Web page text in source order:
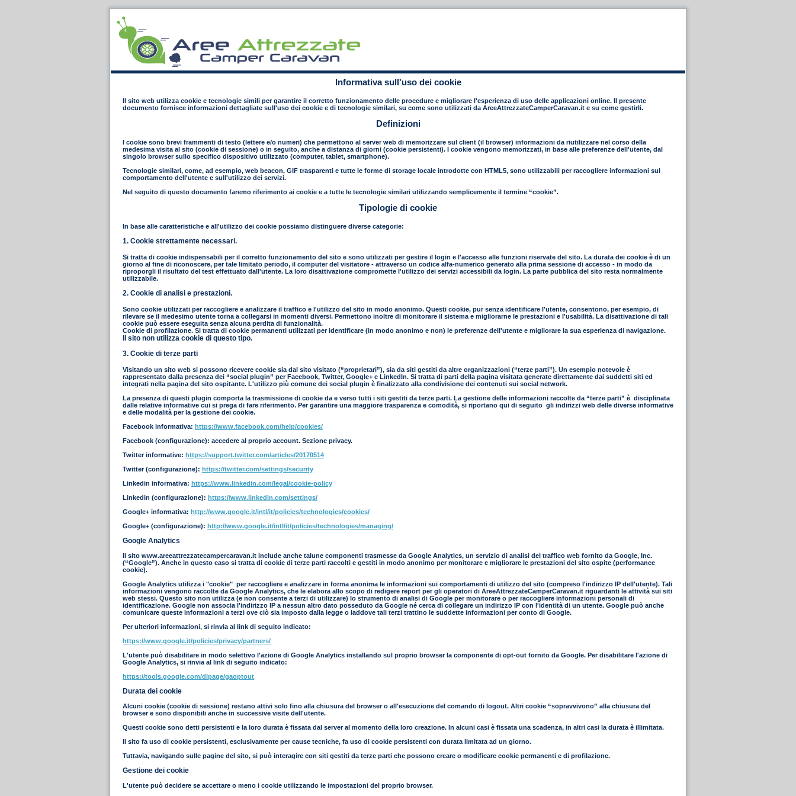
Informativa sull'uso dei cookie
Il sito web utilizza cookie e tecnologie simili per garantire il corretto funzionamento delle procedure e migliorare l'esperienza di uso delle applicazioni online. Il presente
documento fornisce informazioni dettagliate sull'uso dei cookie e di tecnologie similari, su come sono utilizzati da AreeAttrezzateCamperCaravan.it e su come gestirli.
Definizioni
I cookie sono brevi frammenti di testo (lettere e/o numeri) che permettono al server web di memorizzare sul client (il browser) informazioni da riutilizzare nel corso della
medesima visita al sito (cookie di sessione) o in seguito, anche a distanza di giorni (cookie persistenti). I cookie vengono memorizzati, in base alle preferenze dell'utente, dal
singolo browser sullo specifico dispositivo utilizzato (computer, tablet, smartphone).
Tecnologie similari, come, ad esempio, web beacon, GIF trasparenti e tutte le forme di storage locale introdotte con HTML5, sono utilizzabili per raccogliere informazioni sul
comportamento dell'utente e sull'utilizzo dei servizi.
Nel seguito di questo documento faremo riferimento ai cookie e a tutte le tecnologie similari utilizzando semplicemente il termine “cookie”.
Tipologie di cookie
In base alle caratteristiche e all'utilizzo dei cookie possiamo distinguere diverse categorie:
1. Cookie strettamente necessari.
Si tratta di cookie indispensabili per il corretto funzionamento del sito e sono utilizzati per gestire il login e l'accesso alle funzioni riservate del sito. La durata dei cookie è di un
giorno al fine di riconoscere, per tale limitato periodo, il computer del visitatore - attraverso un codice alfa-numerico generato alla prima sessione di accesso - in modo da
riproporgli il risultato del test effettuato dall'utente. La loro disattivazione compromette l'utilizzo dei servizi accessibili da login. La parte pubblica del sito resta normalmente
utilizzabile.
2. Cookie di analisi e prestazioni.
Sono cookie utilizzati per raccogliere e analizzare il traffico e l'utilizzo del sito in modo anonimo. Questi cookie, pur senza identificare l'utente, consentono, per esempio, di
rilevare se il medesimo utente torna a collegarsi in momenti diversi. Permettono inoltre di monitorare il sistema e migliorarne le prestazioni e l'usabilità. La disattivazione di tali
cookie può essere eseguita senza alcuna perdita di funzionalità.
Cookie di profilazione. Si tratta di cookie permanenti utilizzati per identificare (in modo anonimo e non) le preferenze dell'utente e migliorare la sua esperienza di navigazione.
Il sito non utilizza cookie di questo tipo.
3. Cookie di terze parti
Visitando un sito web si possono ricevere cookie sia dal sito visitato (“proprietari”), sia da siti gestiti da altre organizzazioni (“terze parti”). Un esempio notevole è
rappresentato dalla presenza dei “social plugin” per Facebook, Twitter, Google+ e LinkedIn. Si tratta di parti della pagina visitata generate direttamente dai suddetti siti ed
integrati nella pagina del sito ospitante. L'utilizzo più comune dei social plugin è finalizzato alla condivisione dei contenuti sui social network.
La presenza di questi plugin comporta la trasmissione di cookie da e verso tutti i siti gestiti da terze parti. La gestione delle informazioni raccolte da “terze parti” è disciplinata
dalle relative informative cui si prega di fare riferimento. Per garantire una maggiore trasparenza e comodità, si riportano qui di seguito gli indirizzi web delle diverse informative
e delle modalità per la gestione dei cookie.
Facebook informativa: https://www.facebook.com/help/cookies/
Facebook (configurazione): accedere al proprio account. Sezione privacy.
Twitter informative: https://support.twitter.com/articles/20170514
Twitter (configurazione): https://twitter.com/settings/security
Linkedin informativa: https://www.linkedin.com/legal/cookie-policy
Linkedin (configurazione): https://www.linkedin.com/settings/
Google+ informativa: http://www.google.it/intl/it/policies/technologies/cookies/
Google+ (configurazione): http://www.google.it/intl/it/policies/technologies/managing/
Google Analytics
Il sito www.areeattrezzatecampercaravan.it include anche talune componenti trasmesse da Google Analytics, un servizio di analisi del traffico web fornito da Google, Inc.
(“Google”). Anche in questo caso si tratta di cookie di terze parti raccolti e gestiti in modo anonimo per monitorare e migliorare le prestazioni del sito ospite (performance
cookie).
Google Analytics utilizza i "cookie" per raccogliere e analizzare in forma anonima le informazioni sui comportamenti di utilizzo del sito (compreso l'indirizzo IP dell'utente). Tali
informazioni vengono raccolte da Google Analytics, che le elabora allo scopo di redigere report per gli operatori di AreeAttrezzateCamperCaravan.it riguardanti le attività sui siti
web stessi. Questo sito non utilizza (e non consente a terzi di utilizzare) lo strumento di analisi di Google per monitorare o per raccogliere informazioni personali di
identificazione. Google non associa l'indirizzo IP a nessun altro dato posseduto da Google né cerca di collegare un indirizzo IP con l'identità di un utente. Google può anche
comunicare queste informazioni a terzi ove ciò sia imposto dalla legge o laddove tali terzi trattino le suddette informazioni per conto di Google.
Per ulteriori informazioni, si rinvia al link di seguito indicato:
https://www.google.it/policies/privacy/partners/
L'utente può disabilitare in modo selettivo l'azione di Google Analytics installando sul proprio browser la componente di opt-out fornito da Google. Per disabilitare l'azione di
Google Analytics, si rinvia al link di seguito indicato:
https://tools.google.com/dlpage/gaoptout
Durata dei cookie
Alcuni cookie (cookie di sessione) restano attivi solo fino alla chiusura del browser o all'esecuzione del comando di logout. Altri cookie “sopravvivono” alla chiusura del
browser e sono disponibili anche in successive visite dell'utente.
Questi cookie sono detti persistenti e la loro durata è fissata dal server al momento della loro creazione. In alcuni casi è fissata una scadenza, in altri casi la durata è illimitata.
Il sito fa uso di cookie persistenti, esclusivamente per cause tecniche, fa uso di cookie persistenti con durata limitata ad un giorno.
Tuttavia, navigando sulle pagine del sito, si può interagire con siti gestiti da terze parti che possono creare o modificare cookie permanenti e di profilazione.
Gestione dei cookie
L'utente può decidere se accettare o meno i cookie utilizzando le impostazioni del proprio browser.